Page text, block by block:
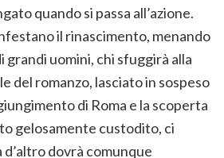
quando si passa all’azione.
il rinascimento, menando
grandi uomini, chi sfuggirà alla
del romanzo, lasciato in sospeso
di Roma e la scoperta
gelosamente custodito, ci
d’altro dovrà comunque